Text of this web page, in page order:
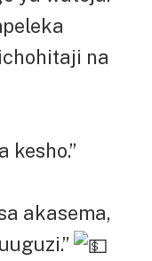
na
kesho.”
akasema,